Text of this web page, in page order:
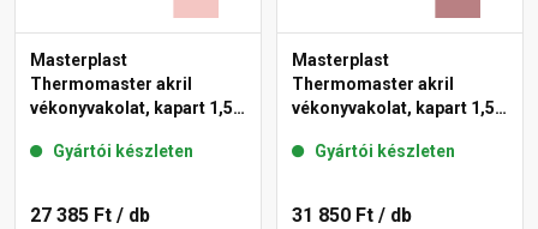
Masterplast
Thermomaster akril
vékonyvakolat, kapart 1,5
Gyártói készleten
27 385 Ft / db
Masterplast
Thermomaster akril
vékonyvakolat, kapart 1,5
Gyártói készleten
31 850 Ft / db